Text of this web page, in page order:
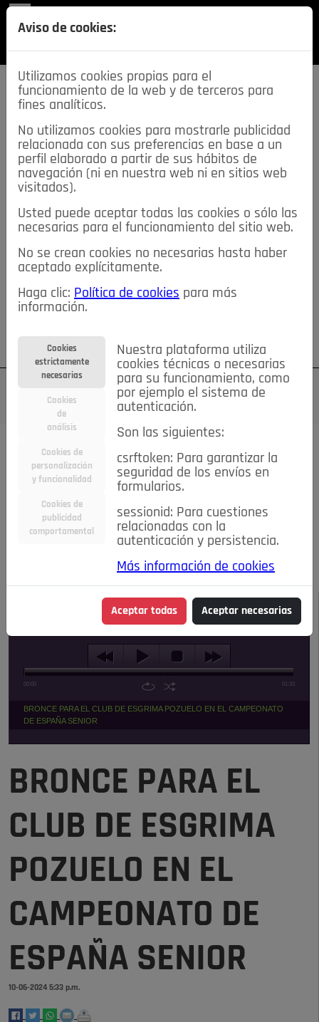
SECCIONES
descarga esta
REVISTA
≡NOTICIAS
NOTICIAS SERVICIOS DE INTERÉS
TABLÓN DE ANUNCIOS MIS ANUNCIOS CONTACTO
NOSOTROS
Su cuenta Regístrese ¿Olvidó su contraseña?
Todas las noticias..
#TePrestoMisOjos Caridad
Ciencia&Tecnología
Economía
Entretenimiento
Estilo de Vida
Internacional
Madrid Opinión IN
Pozuelo de Alarcón
Salud 🔴 En Directo
NOTICIAS
Escucha el audio de esta noticia:
00:00 01:33
BRONCE PARA EL CLUB DE ESGRIMA POZUELO EN EL CAMPEONATO
DE ESPAÑA SENIOR
BRONCE PARA EL
CLUB DE ESGRIMA
POZUELO EN EL
CAMPEONATO DE
ESPAÑA SENIOR
10-06-2024 5:33 p.m.
Aviso de cookies:
Utilizamos cookies propias para el
funcionamiento de la web y de terceros para
fines analíticos.
No utilizamos cookies para mostrarle publicidad
relacionada con sus preferencias en base a un
perfil elaborado a partir de sus hábitos de
navegación (ni en nuestra web ni en sitios web
visitados).
Usted puede aceptar todas las cookies o sólo las
necesarias para el funcionamiento del sitio web.
No se crean cookies no necesarias hasta haber
aceptado explícitamente.
Haga clic: Política de cookies para más
información.
Cookies
estrictamente
necesarias
Cookies
de
análisis
Cookies de
personalización
y funcionalidad
Cookies de
publicidad
comportamental
Nuestra plataforma utiliza
cookies técnicas o necesarias
para su funcionamiento, como
por ejemplo el sistema de
autenticación.
Son las siguientes:
csrftoken: Para garantizar la
seguridad de los envíos en
formularios.
sessionid: Para cuestiones
relacionadas con la
autenticación y persistencia.
Más información de cookies
Aceptar todas Aceptar necesarias